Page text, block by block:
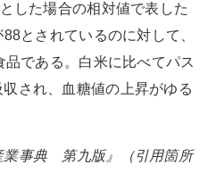
した場合の相対値で表した
とされているのに対して、
である。白米に比べてパス
され、血糖値の上昇がゆる
業事典 第九版』（引用箇所